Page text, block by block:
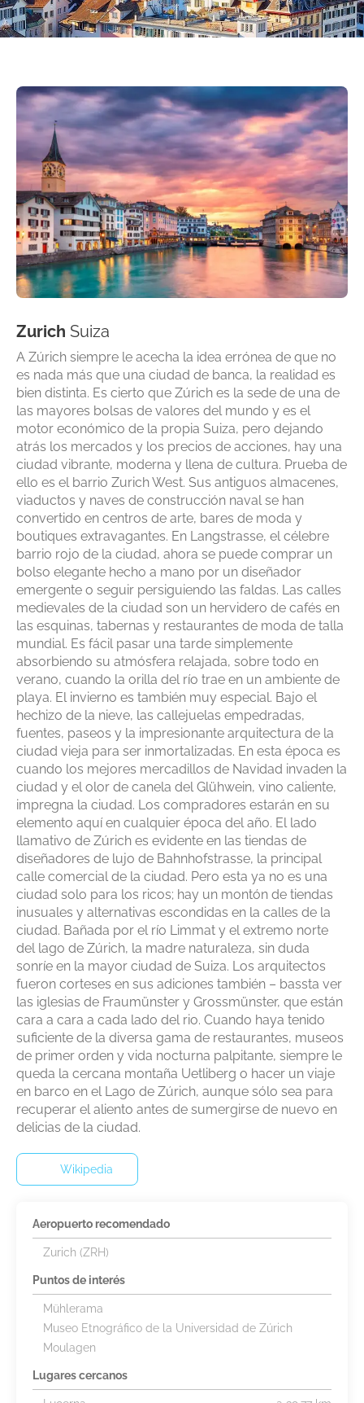
Zurich Suiza
A Zúrich siempre le acecha la idea errónea de que no
es nada más que una ciudad de banca, la realidad es
bien distinta. Es cierto que Zúrich es la sede de una de
las mayores bolsas de valores del mundo y es el
motor económico de la propia Suiza, pero dejando
atrás los mercados y los precios de acciones, hay una
ciudad vibrante, moderna y llena de cultura. Prueba de
ello es el barrio Zurich West. Sus antiguos almacenes,
viaductos y naves de construcción naval se han
convertido en centros de arte, bares de moda y
boutiques extravagantes. En Langstrasse, el célebre
barrio rojo de la ciudad, ahora se puede comprar un
bolso elegante hecho a mano por un diseñador
emergente o seguir persiguiendo las faldas. Las calles
medievales de la ciudad son un hervidero de cafés en
las esquinas, tabernas y restaurantes de moda de talla
mundial. Es fácil pasar una tarde simplemente
absorbiendo su atmósfera relajada, sobre todo en
verano, cuando la orilla del río trae en un ambiente de
playa. El invierno es también muy especial. Bajo el
hechizo de la nieve, las callejuelas empedradas,
fuentes, paseos y la impresionante arquitectura de la
ciudad vieja para ser inmortalizadas. En esta época es
cuando los mejores mercadillos de Navidad invaden la
ciudad y el olor de canela del Glühwein, vino caliente,
impregna la ciudad. Los compradores estarán en su
elemento aquí en cualquier época del año. El lado
llamativo de Zúrich es evidente en las tiendas de
diseñadores de lujo de Bahnhofstrasse, la principal
calle comercial de la ciudad. Pero esta ya no es una
ciudad solo para los ricos; hay un montón de tiendas
inusuales y alternativas escondidas en la calles de la
ciudad. Bañada por el río Limmat y el extremo norte
del lago de Zúrich, la madre naturaleza, sin duda
sonríe en la mayor ciudad de Suiza. Los arquitectos
fueron corteses en sus adiciones también – bassta ver
las iglesias de Fraumünster y Grossmünster, que están
cara a cara a cada lado del rio. Cuando haya tenido
suficiente de la diversa gama de restaurantes, museos
de primer orden y vida nocturna palpitante, siempre le
queda la cercana montaña Uetliberg o hacer un viaje
en barco en el Lago de Zúrich, aunque sólo sea para
recuperar el aliento antes de sumergirse de nuevo en
delicias de la ciudad.
Wikipedia
Aeropuerto recomendado
Zurich (ZRH)
Puntos de interés
Mühlerama
Museo Etnográfico de la Universidad de Zúrich
Moulagen
Lugares cercanos